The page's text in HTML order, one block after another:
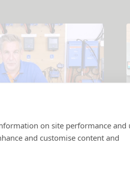
on site performance and
and customise content and